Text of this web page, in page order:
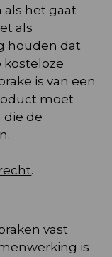
het gaat
als
houden dat
is van een
moet
die de
.
vast
is